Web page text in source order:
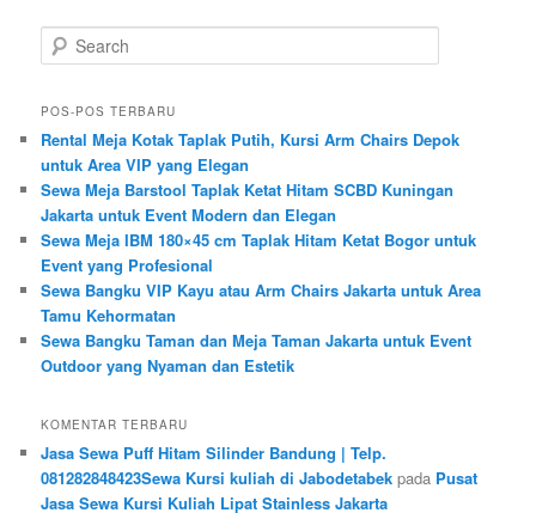
Search
POS-POS TERBARU
Rental Meja Kotak Taplak Putih, Kursi Arm Chairs Depok
untuk Area VIP yang Elegan
Sewa Meja Barstool Taplak Ketat Hitam SCBD Kuningan
Jakarta untuk Event Modern dan Elegan
Sewa Meja IBM 180×45 cm Taplak Hitam Ketat Bogor untuk
Event yang Profesional
Sewa Bangku VIP Kayu atau Arm Chairs Jakarta untuk Area
Tamu Kehormatan
Sewa Bangku Taman dan Meja Taman Jakarta untuk Event
Outdoor yang Nyaman dan Estetik
KOMENTAR TERBARU
Jasa Sewa Puff Hitam Silinder Bandung | Telp.
081282848423Sewa Kursi kuliah di Jabodetabek pada Pusat
Jasa Sewa Kursi Kuliah Lipat Stainless Jakarta